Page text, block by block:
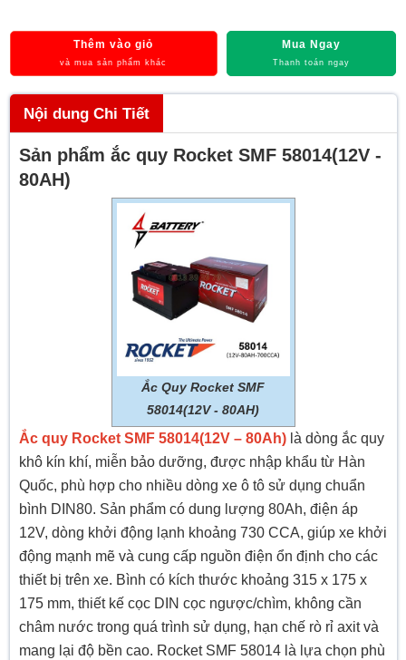
Thêm vào giỏ
và mua sản phẩm khác
Mua Ngay
Thanh toán ngay
Nội dung Chi Tiết
Sản phẩm ắc quy Rocket SMF 58014(12V -
80AH)
Ắc Quy Rocket SMF
58014(12V - 80AH)
Ắc quy Rocket SMF 58014(12V – 80Ah)là dòng ắc quy
khô kín khí, miễn bảo dưỡng, được nhập khẩu từ Hàn
Quốc, phù hợp cho nhiều dòng xe ô tô sử dụng chuẩn
bình DIN80. Sản phẩm có dung lượng 80Ah, điện áp
12V, dòng khởi động lạnh khoảng 730 CCA, giúp xe khởi
động mạnh mẽ và cung cấp nguồn điện ổn định cho các
thiết bị trên xe. Bình có kích thước khoảng 315 x 175 x
175 mm, thiết kế cọc DIN cọc ngược/chìm, không cần
châm nước trong quá trình sử dụng, hạn chế rò rỉ axit và
mang lại độ bền cao. Rocket SMF 58014 là lựa chọn phù